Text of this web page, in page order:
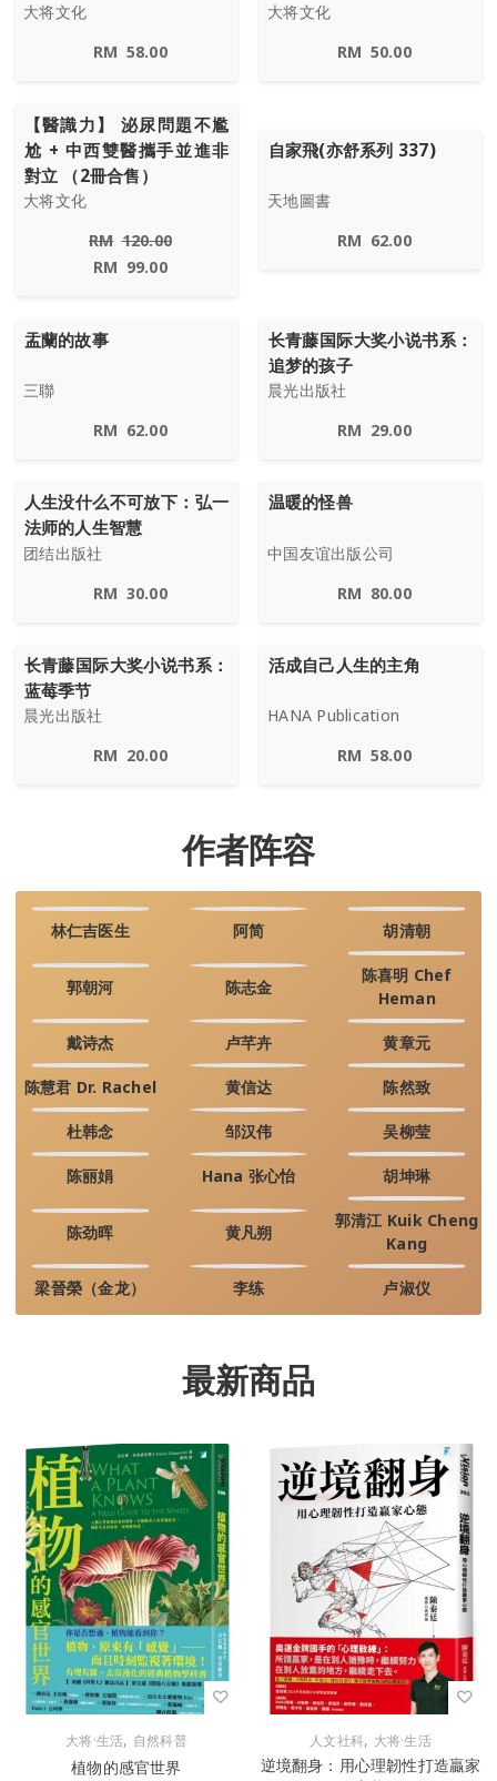
大将文化
RM 58.00
大将文化
RM 50.00
【醫識力】 泌尿問題不尷
尬 + 中西雙醫攜手並進非
對立 （2冊合售）
大将文化
RM 120.00
RM 99.00
自家飛(亦舒系列 337)
天地圖書
RM 62.00
盂蘭的故事
三聯
RM 62.00
长青藤国际大奖小说书系：
追梦的孩子
晨光出版社
RM 29.00
人生没什么不可放下：弘一
法师的人生智慧
团结出版社
RM 30.00
温暖的怪兽
中国友谊出版公司
RM 80.00
长青藤国际大奖小说书系：
蓝莓季节
晨光出版社
RM 20.00
活成自己人生的主角
HANA Publication
RM 58.00
作者阵容
林仁吉医生 阿简 胡清朝
郭朝河 陈志金
陈喜明 Chef
Heman
戴诗杰 卢芊卉 黄章元
陈慧君 Dr. Rachel 黄信达 陈然致
杜韩念 邹汉伟 吴柳莹
陈丽娟 Hana 张心怡 胡坤琳
陈劲晖 黄凡朔
郭清江 Kuik Cheng
Kang
梁晉榮（金龙） 李练 卢淑仪
最新商品
大将·生活, 自然科普
植物的感官世界
人文社科, 大将·生活
逆境翻身：用心理韌性打造贏家